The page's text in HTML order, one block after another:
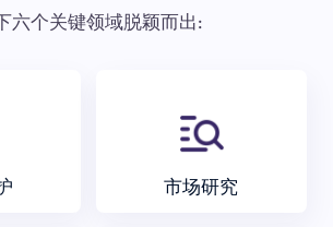
六个关键领域脱颖而出:
市场研究